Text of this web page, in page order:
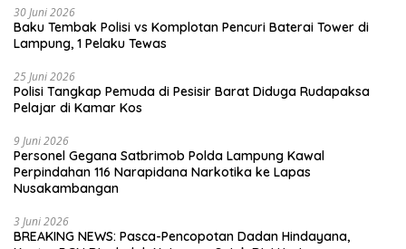
30 Juni 2026
Baku Tembak Polisi vs Komplotan Pencuri Baterai Tower di
Lampung, 1 Pelaku Tewas
25 Juni 2026
Polisi Tangkap Pemuda di Pesisir Barat Diduga Rudapaksa
Pelajar di Kamar Kos
9 Juni 2026
Personel Gegana Satbrimob Polda Lampung Kawal
Perpindahan 116 Narapidana Narkotika ke Lapas
Nusakambangan
3 Juni 2026
BREAKING NEWS: Pasca-Pencopotan Dadan Hindayana,